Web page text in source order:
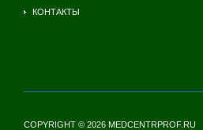
КОНТАКТЫ
COPYRIGHT © 2026 MEDCENTRPROF.RU